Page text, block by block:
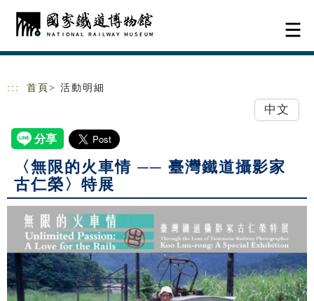
跳到主要內容
網站導覽
::: 首頁 > 活動明細
中文
〈無限的火車情 ── 臺灣鐵道攝影家
古仁榮〉特展